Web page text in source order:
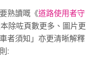
熟讀嘅《道路使用者守
除咗頁數更多、圖片更
者須知」亦更清晰解釋
: